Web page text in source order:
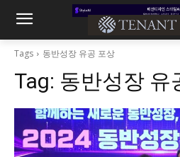
Tags 동반성장 유공 포상
Tag: 동반성장 유